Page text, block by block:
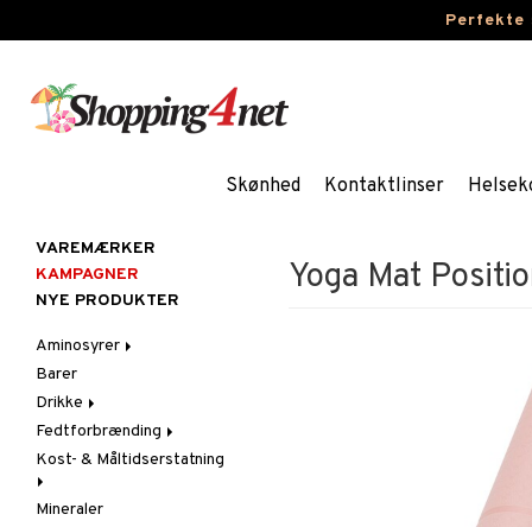
Perfekte
Skønhed Kontaktlinser
Yoga Mat
VAREMÆRKER
KAMPAGNER
NYE PRODUKTER
Aminosyrer
Kapsler & Tabletter
Pulvere & Drikke
Barer
Drikke
Sportsdrikke
Fedtforbrænding
Kapsler & Tabletter
Kost- & Måltidserstatning
Pulvere & Drikke
Mineraler